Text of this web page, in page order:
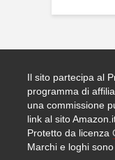
Il sito partecipa al
programma di
una commissione
link al sito
Protetto da licenza
Marchi e loghi